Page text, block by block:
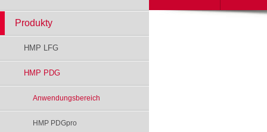
Produkty
HMP LFG
HMP PDG
Anwendungsbereich
HMP PDGpro